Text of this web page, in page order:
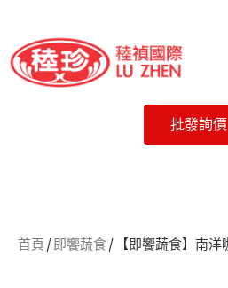
批發詢價
首頁 /即饗蔬食/ 【即饗蔬食】南洋